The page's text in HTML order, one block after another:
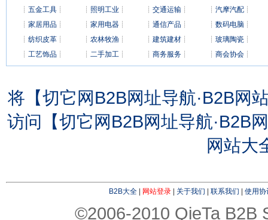
┊ 五金工具 ┊ ┊ 照明工业 ┊ ┊ 交通运输 ┊ ┊ 汽摩汽配┊
┊ 家居用品 ┊ ┊ 家用电器 ┊ ┊ 通信产品 ┊ ┊ 数码电脑 ┊
┊ 纺织皮革 ┊ ┊ 农林牧渔 ┊ ┊ 建筑建材 ┊ ┊ 玻璃陶瓷┊
┊ 工艺饰品 ┊ ┊ 二手加工 ┊ ┊ 商务服务 ┊ ┊ 商会协会┊
将【切它网B2B网址导航·B2B网
访问【切它网B2B网址导航·B2B
网站大
B2B大全| 网站登录| 关于我们 联系我们 使用协
©2006-2010 QieTa B2B